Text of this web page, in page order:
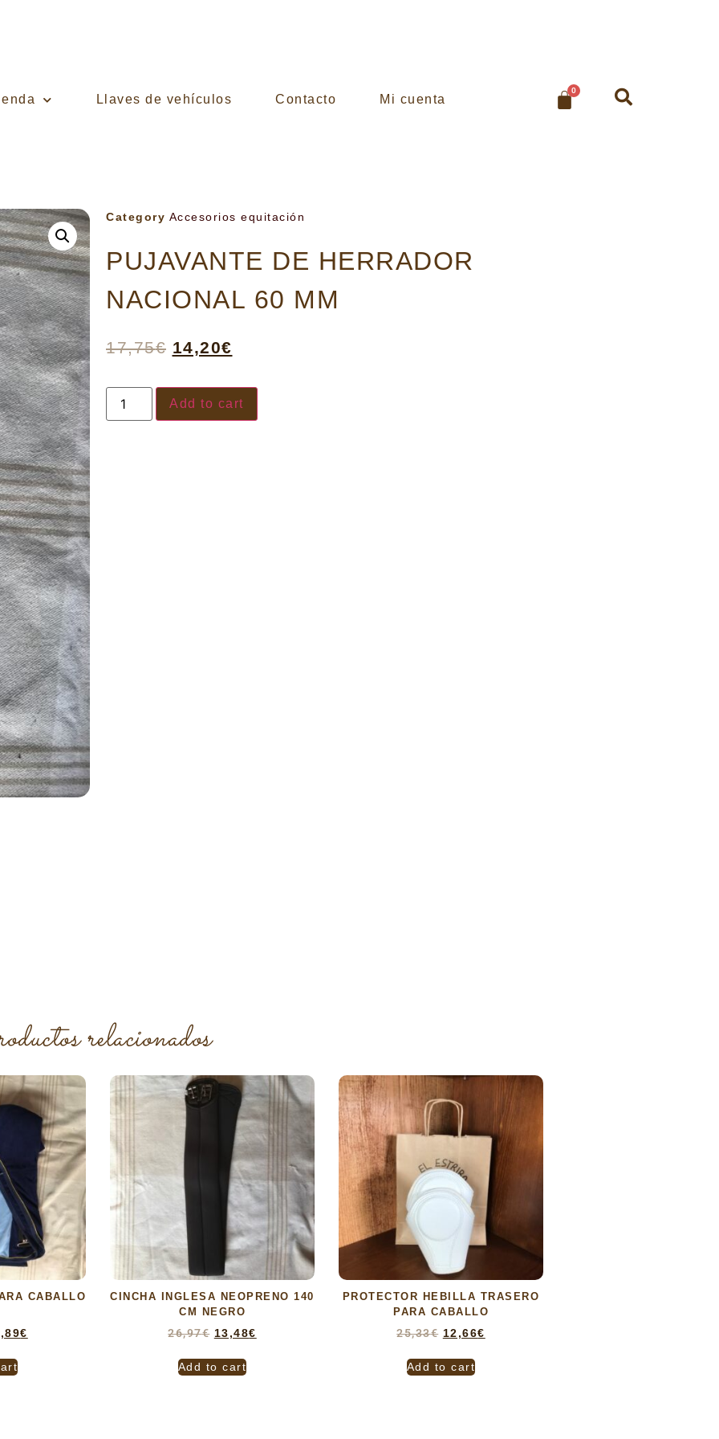
Llaves de vehículos Contacto Mi cuenta
0
Category Accesorios equitación
PUJAVANTE DE HERRADOR
NACIONAL 60 MM
17,75€ 14,20€
Add to cart
relacionados
CABALLO
€
CINCHA INGLESA NEOPRENO 140
CM NEGRO
26,97€ 13,48€
Add to cart
PROTECTOR HEBILLA TRASERO
PARA CABALLO
25,33€ 12,66€
Add to cart